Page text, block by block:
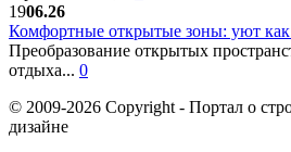
1906.26
Комфортные открытые зоны: уют
Преобразование открытых
отдыха... 0
© 2009-2026 Copyright - Портал о
дизайне